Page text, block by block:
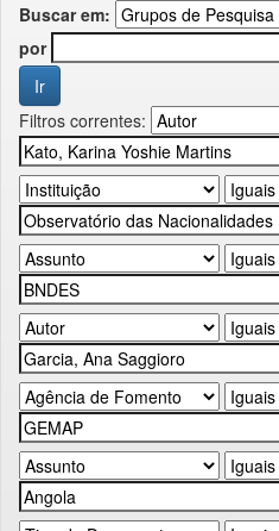
Buscar em:
por
Filtros correntes: